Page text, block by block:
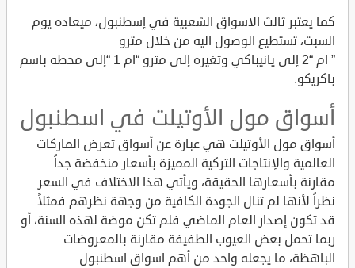
كما يعتبر ثالث الاسواق الشعبية في إسطنبول، ميعاده يوم
السبت، تستطيع الوصول اليه من خلال مترو
” ام “2 إلى يانيباكي وتغيره إلى مترو “ام 1 “إلى محطه باسم
باكريكو.
أسواق مول الأوتيلت في اسطنبول
أسواق مول الأوتيلت هي عبارة عن أسواق تعرض الماركات
العالمية والإنتاجات التركية المميزة بأسعار منخفضة جداً
مقارنة بأسعارها الحقيقة، ويأتي هذا الاختلاف في السعر
نظراً لأنها لم تنال الجودة الكافية من وجهة نظرهم فمثلاً
قد تكون إصدار العام الماضي فلم تكن موضة لهذه السنة، أو
ربما تحمل بعض العيوب الطفيفة مقارنة بالمعروضات
الباهظة، ما يجعله واحد من أهم اسواق اسطنبول